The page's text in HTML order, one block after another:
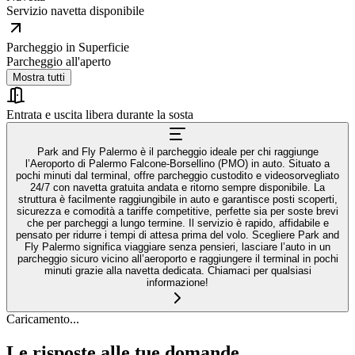
Servizio navetta disponibile
Parcheggio in Superficie
Parcheggio all'aperto
Mostra tutti
Entrata e uscita libera durante la sosta
Park and Fly Palermo è il parcheggio ideale per chi raggiunge
l’Aeroporto di Palermo Falcone-Borsellino (PMO) in auto. Situato a
pochi minuti dal terminal, offre parcheggio custodito e videosorvegliato
24/7 con navetta gratuita andata e ritorno sempre disponibile. La
struttura è facilmente raggiungibile in auto e garantisce posti scoperti,
sicurezza e comodità a tariffe competitive, perfette sia per soste brevi
che per parcheggi a lungo termine. Il servizio è rapido, affidabile e
pensato per ridurre i tempi di attesa prima del volo. Scegliere Park and
Fly Palermo significa viaggiare senza pensieri, lasciare l’auto in un
parcheggio sicuro vicino all’aeroporto e raggiungere il terminal in pochi
minuti grazie alla navetta dedicata. Chiamaci per qualsiasi
informazione!
Caricamento...